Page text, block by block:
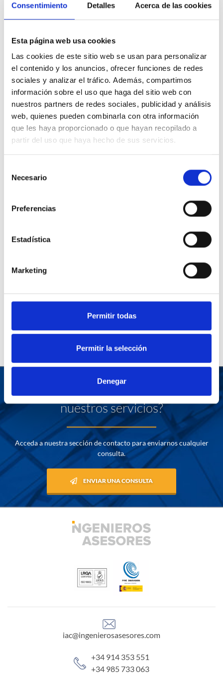
Consentimiento Detalles Acerca de las cookies
Esta página web usa cookies
Las cookies de este sitio web se usan para personalizar
el contenido y los anuncios, ofrecer funciones de redes
sociales y analizar el tráfico. Además, compartimos
información sobre el uso que haga del sitio web con
nuestros partners de redes sociales, publicidad y análisis
web, quienes pueden combinarla con otra información
que les haya proporcionado o que hayan recopilado a
partir del uso que haya hecho de sus servicios.
Necesario
Preferencias
Estadística
Marketing
Permitir todas
Permitir la selección
Denegar
¿Desea más información sobre
nuestros servicios?
Acceda a nuestra sección de contacto para enviarnos cualquier
consulta.
ENVIAR UNA CONSULTA
iac@ingenierosasesores.com
+34 914 353 551
+34 985 733 063